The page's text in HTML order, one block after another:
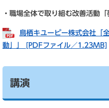
・職場全体で取り組む改善活動
鳥栖キユーピー株式会社「
動」」 [PDFファイル／1.23MB]
講演